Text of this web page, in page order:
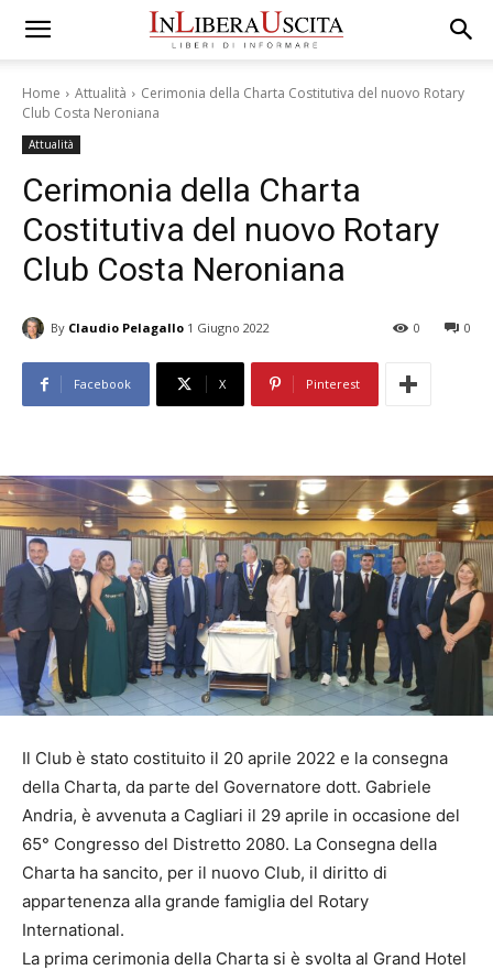
Home Attualità
Cerimonia della Charta Costitutiva del nuovo Rotary
Club Costa Neroniana
Attualità
Cerimonia della Charta
Costitutiva del nuovo Rotary
Club Costa Neroniana
By Claudio Pelagallo 1 Giugno 2022 0
0
Facebook X Pinterest
Il Club è stato costituito il 20 aprile 2022 e la consegna
della Charta, da parte del Governatore dott. Gabriele
Andria, è avvenuta a Cagliari il 29 aprile in occasione del
65° Congresso del Distretto 2080. La Consegna della
Charta ha sancito, per il nuovo Club, il diritto di
appartenenza alla grande famiglia del Rotary
International.
La prima cerimonia della Charta si è svolta al Grand Hotel